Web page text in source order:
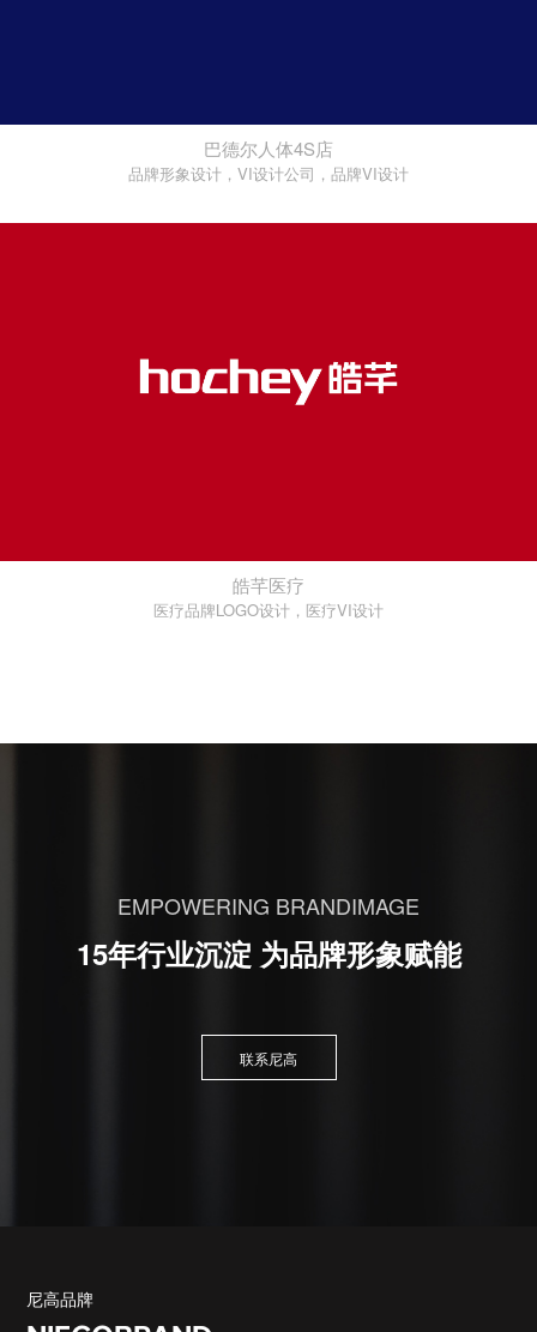
巴德尔人体4S店
品牌形象设计，VI设计公司，品牌VI设计
皓芊医疗
医疗品牌LOGO设计，医疗VI设计
EMPOWERING BRANDIMAGE
15年行业沉淀 为品牌形象赋能
联系尼高
尼高品牌